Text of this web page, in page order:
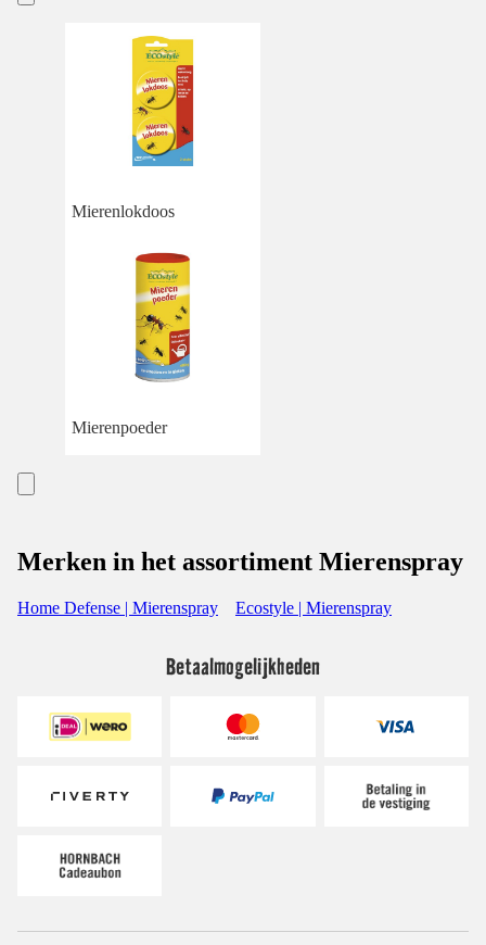
Mierenlokdoos
Mierenpoeder
Merken in het assortiment Mierenspray
Home Defense | Mierenspray Ecostyle | Mierenspray
Betaalmogelijkheden